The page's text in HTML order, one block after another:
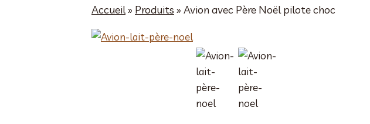
Accueil» Produits » Avion avec Père Noël pilote choc